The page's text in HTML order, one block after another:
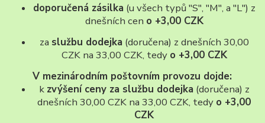
doporučená zásilka (u všech typů "S", "M", a "L") z
dnešních cen o +3,00 CZK
za službu dodejka (doručena) z dnešních 30,00
CZK na 33,00 CZK, tedy o +3,00 CZK
V mezinárodním poštovním provozu dojde:
k zvýšení ceny za službu dodejka (doručena) z
dnešních 30,00 CZK na 33,00 CZK, tedy o +3,00
CZK